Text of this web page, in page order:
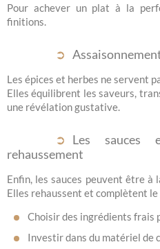
Pour achever un plat à la
finitions.
Les épices et herbes ne servent
Elles équilibrent les saveurs,
une révélation gustative.
Les
rehaussement
Enfin, les sauces peuvent être à
Elles rehaussent et complètent le
Choisir des ingrédients frais
Investir dans du matériel de